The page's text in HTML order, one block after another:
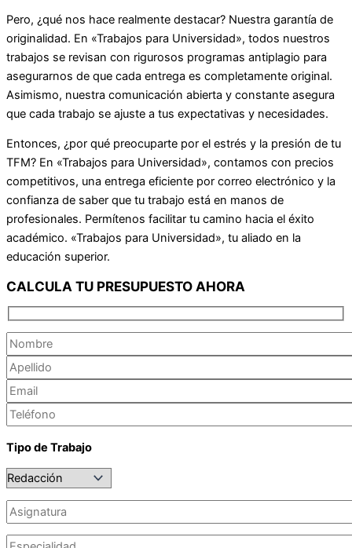
Pero, ¿qué nos hace realmente destacar? Nuestra garantía de
originalidad. En «Trabajos para Universidad», todos nuestros
trabajos se revisan con rigurosos programas antiplagio para
asegurarnos de que cada entrega es completamente original.
Asimismo, nuestra comunicación abierta y constante asegura
que cada trabajo se ajuste a tus expectativas y necesidades.
Entonces, ¿por qué preocuparte por el estrés y la presión de tu
TFM? En «Trabajos para Universidad», contamos con precios
competitivos, una entrega eficiente por correo electrónico y la
confianza de saber que tu trabajo está en manos de
profesionales. Permítenos facilitar tu camino hacia el éxito
académico. «Trabajos para Universidad», tu aliado en la
educación superior.
CALCULA TU PRESUPUESTO AHORA
Tipo de Trabajo